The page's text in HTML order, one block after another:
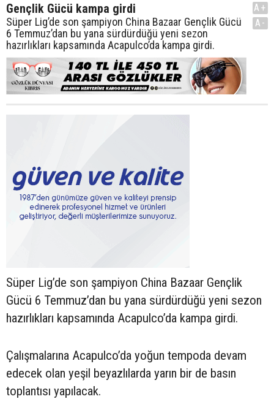
Gençlik Gücü kampa girdi
Süper Lig’de son şampiyon China Bazaar Gençlik Gücü
6 Temmuz’dan bu yana sürdürdüğü yeni sezon
hazırlıkları kapsamında Acapulco’da kampa girdi.
A+
A-
Süper Lig’de son şampiyon China Bazaar Gençlik
Gücü 6 Temmuz’dan bu yana sürdürdüğü yeni sezon
hazırlıkları kapsamında Acapulco’da kampa girdi.
Çalışmalarına Acapulco’da yoğun tempoda devam
edecek olan yeşil beyazlılarda yarın bir de basın
toplantısı yapılacak.